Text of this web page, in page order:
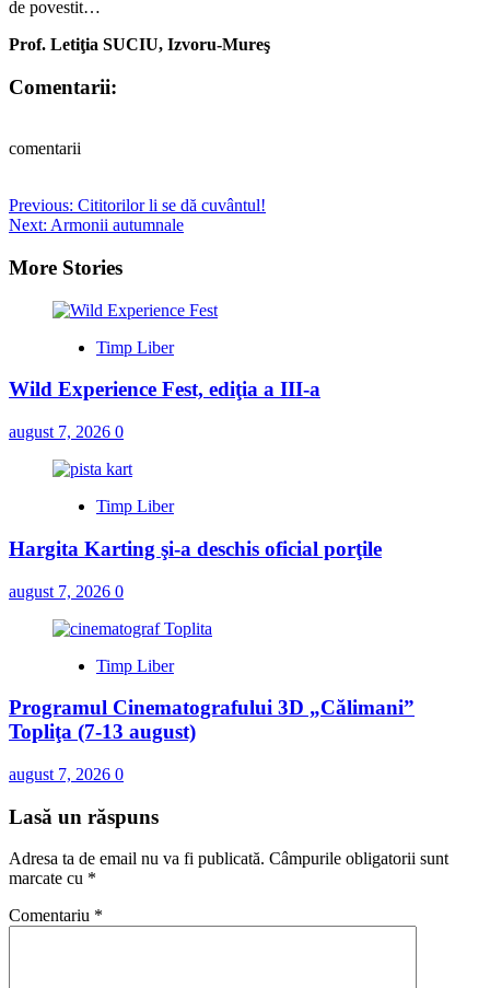
de povestit…
Prof. Letiţia SUCIU, Izvoru-Mureş
Comentarii:
comentarii
Post
navigation
Previous: Cititorilor li se dă cuvântul!
Next: Armonii autumnale
More Stories
Timp Liber
Wild Experience Fest, ediţia a III-a
august 7, 2026 0
Timp Liber
Hargita Karting şi-a deschis oficial porţile
august 7, 2026 0
Timp Liber
Programul Cinematografului 3D „Călimani”
Topliţa (7-13 august)
august 7, 2026 0
Lasă un răspuns
Adresa ta de email nu va fi publicată. Câmpurile obligatorii sunt
marcate cu *
Comentariu *